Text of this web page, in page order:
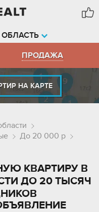
ПРОДАЖА
НА КАРТЕ
До 20 000 р
КВАРТИРУ В
ДО 20 ТЫСЯЧ